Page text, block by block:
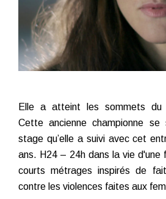
Elle a atteint les sommets du
Cette ancienne championne se
stage qu’elle a suivi avec cet
ans. H24 – 24h dans la vie d'une
courts métrages inspirés de
contre les violences faites aux